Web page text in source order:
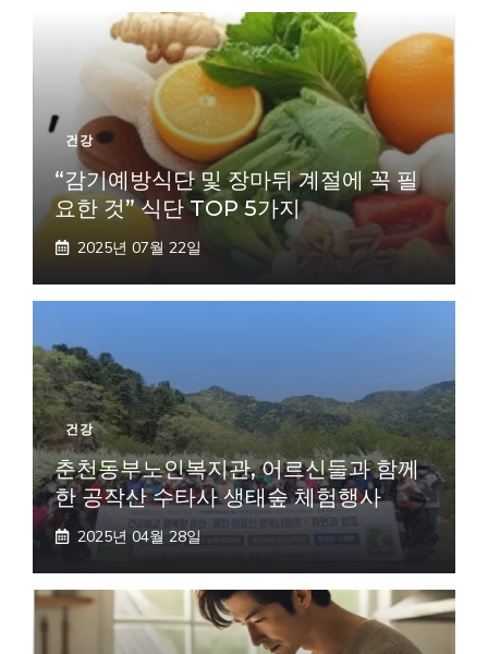
건강
“감기예방식단 및 장마뒤 계절에 꼭 필
요한 것” 식단 TOP 5가지
2025년 07월 22일
건강
춘천동부노인복지관, 어르신들과 함께
한 공작산 수타사 생태숲 체험행사
2025년 04월 28일